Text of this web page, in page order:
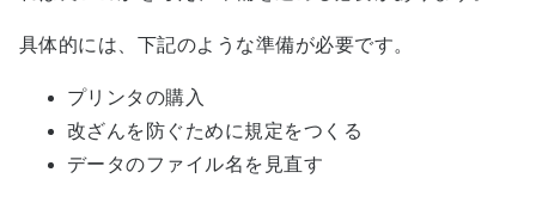
具体的には、下記のような準備が必要です。
プリンタの購入
改ざんを防ぐために規定をつくる
データのファイル名を見直す